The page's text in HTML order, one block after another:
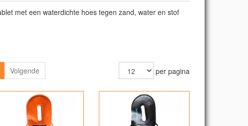
met een waterdichte hoes tegen zand, water en stof
Volgende per pagina